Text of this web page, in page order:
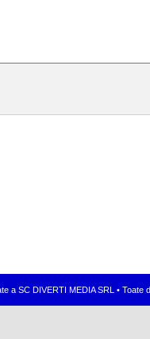
a SC DIVERTI MEDIA SRL •